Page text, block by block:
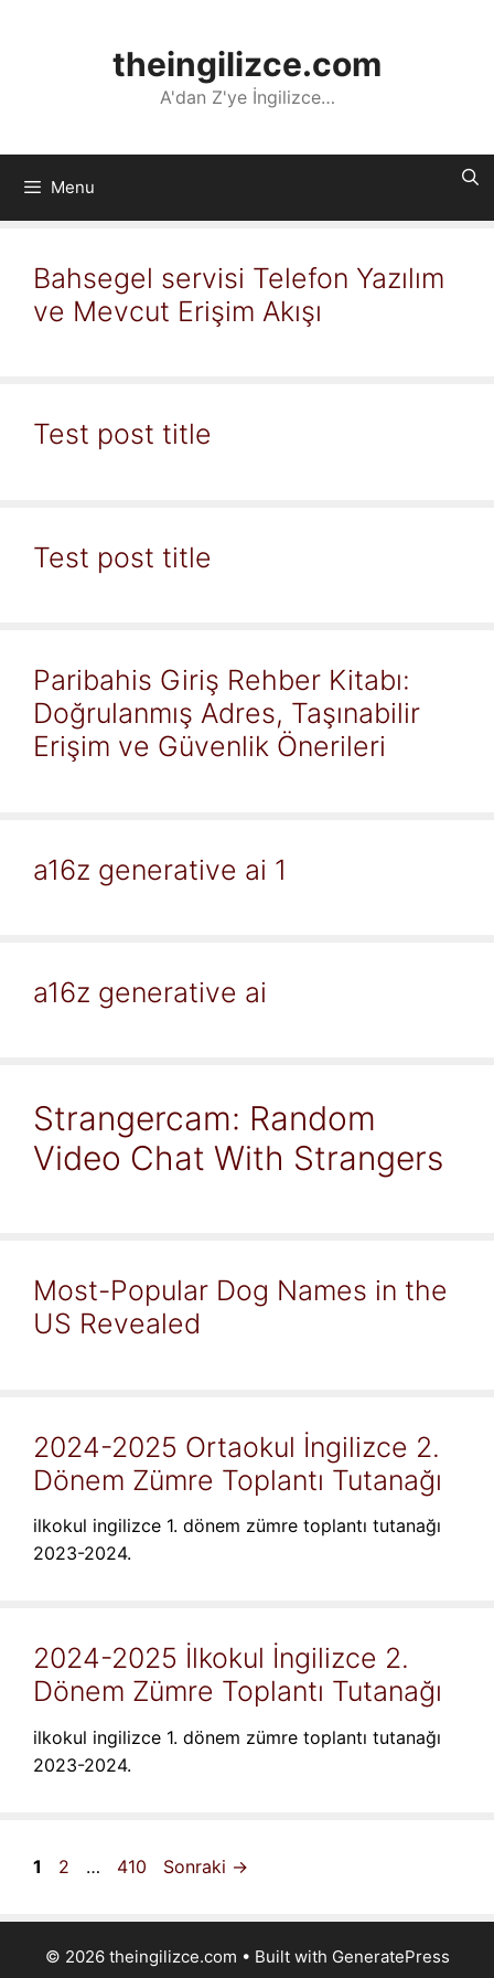
theingilizce.com
A'dan Z'ye İngilizce…
Menu
Bahsegel servisi Telefon Yazılım
ve Mevcut Erişim Akışı
Test post title
Test post title
Paribahis Giriş Rehber Kitabı:
Doğrulanmış Adres, Taşınabilir
Erişim ve Güvenlik Önerileri
a16z generative ai 1
a16z generative ai
Strangercam: Random
Video Chat With Strangers
Most-Popular Dog Names in the
US Revealed
2024-2025 Ortaokul İngilizce 2.
Dönem Zümre Toplantı Tutanağı
ilkokul ingilizce 1. dönem zümre toplantı tutanağı
2023-2024.
2024-2025 İlkokul İngilizce 2.
Dönem Zümre Toplantı Tutanağı
ilkokul ingilizce 1. dönem zümre toplantı tutanağı
2023-2024.
Sayfa
1 Sayfa
2 … Sayfa
410 Sonraki →
© 2026 theingilizce.com • Built with GeneratePress